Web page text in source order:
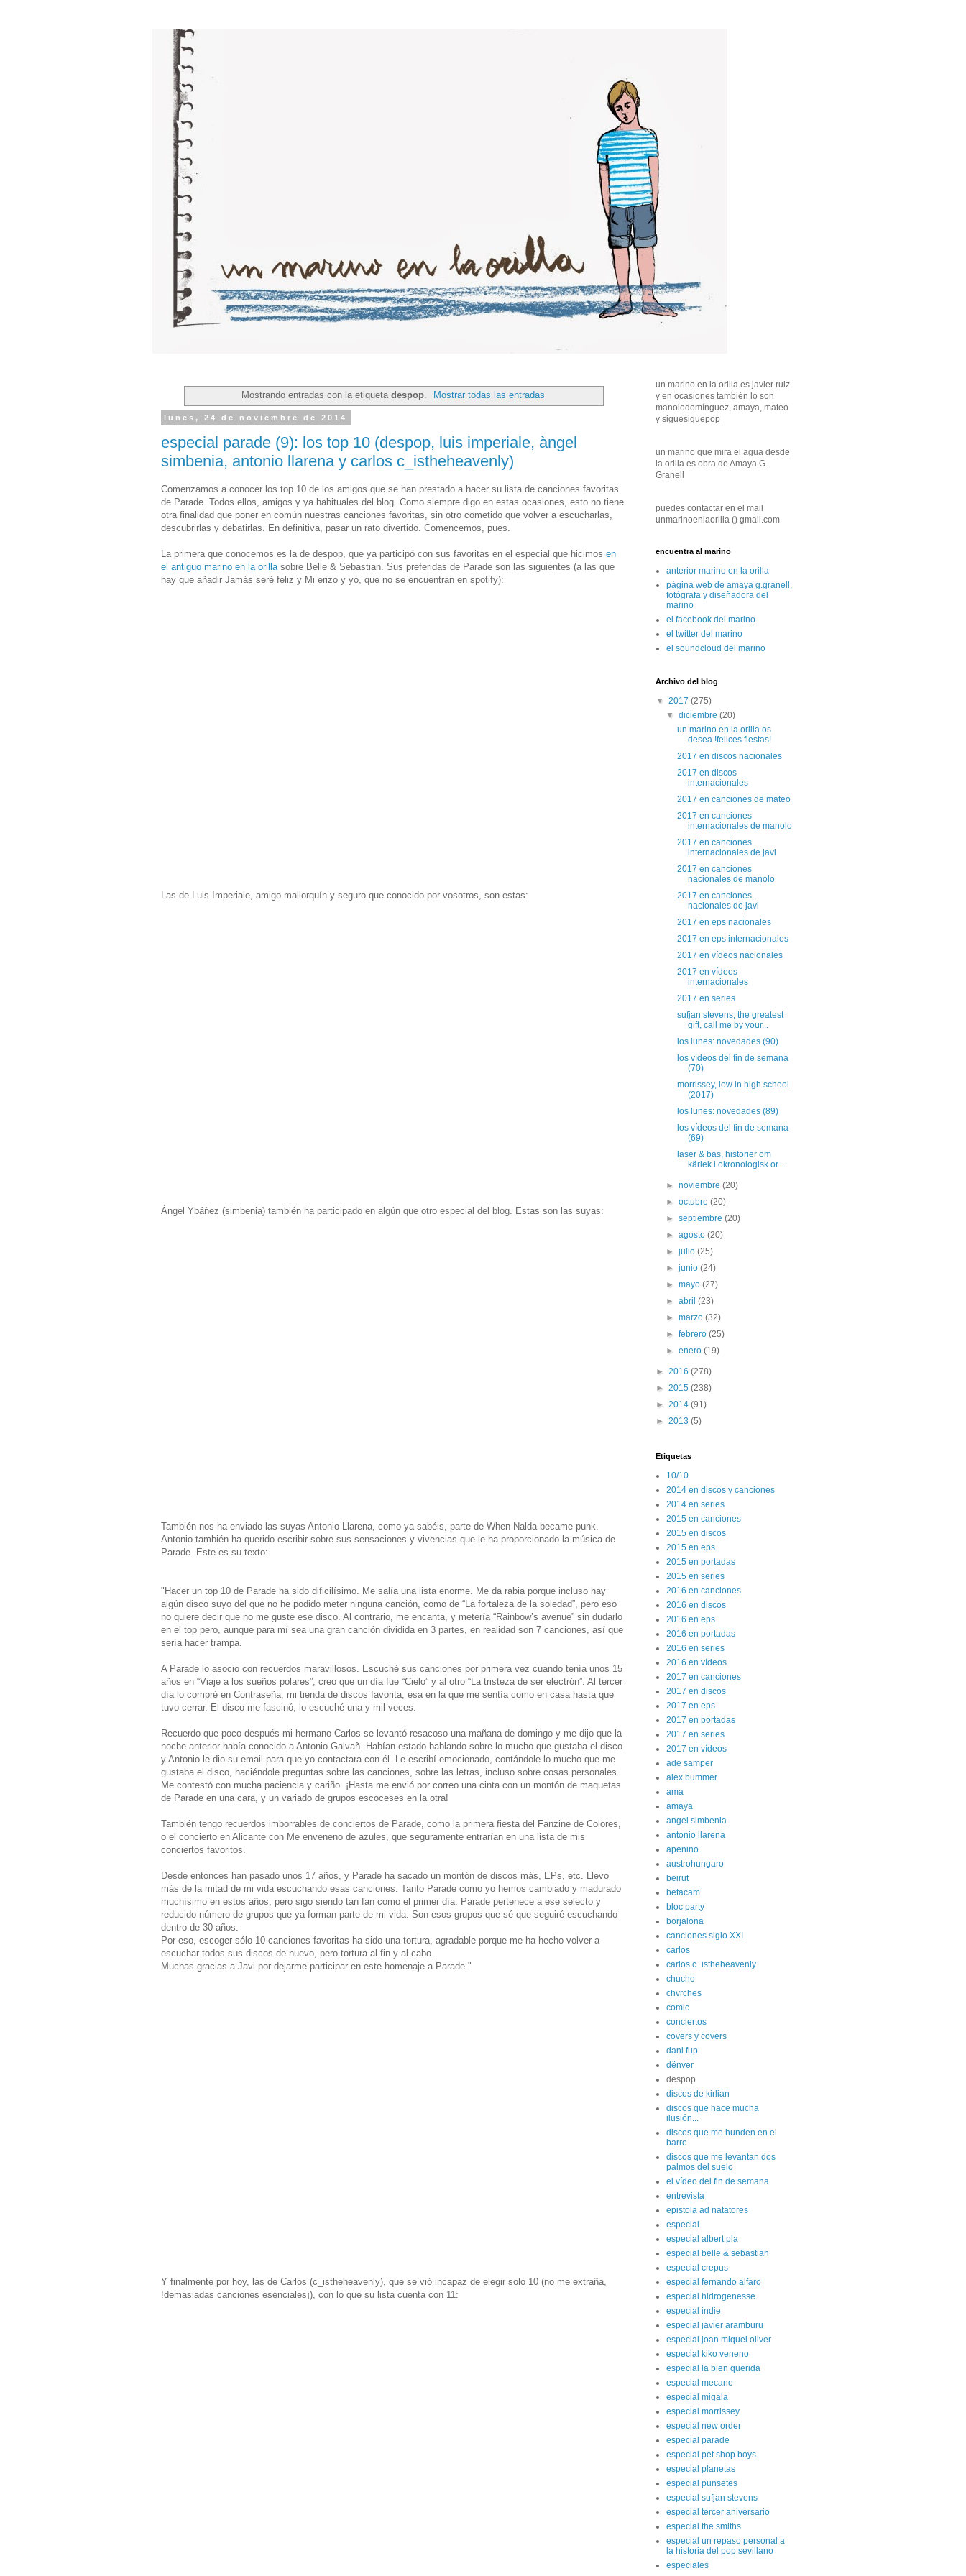
Mostrando entradas con la etiqueta despop. Mostrar todas las entradas
lunes, 24 de noviembre de 2014
especial parade (9): los top 10 (despop, luis imperiale, àngel
simbenia, antonio llarena y carlos c_istheheavenly)
Comenzamos a conocer los top 10 de los amigos que se han prestado a hacer su lista de canciones favoritas
de Parade. Todos ellos, amigos y ya habituales del blog. Como siempre digo en estas ocasiones, esto no tiene
otra finalidad que poner en común nuestras canciones favoritas, sin otro cometido que volver a escucharlas,
descubrirlas y debatirlas. En definitiva, pasar un rato divertido. Comencemos, pues.
La primera que conocemos es la de despop, que ya participó con sus favoritas en el especial que hicimos en
el antiguo marino en la orilla sobre Belle & Sebastian. Sus preferidas de Parade son las siguientes (a las que
hay que añadir Jamás seré feliz y Mi erizo y yo, que no se encuentran en spotify):
Las de Luis Imperiale, amigo mallorquín y seguro que conocido por vosotros, son estas:
Àngel Ybáñez (simbenia) también ha participado en algún que otro especial del blog. Estas son las suyas:
También nos ha enviado las suyas Antonio Llarena, como ya sabéis, parte de When Nalda became punk.
Antonio también ha querido escribir sobre sus sensaciones y vivencias que le ha proporcionado la música de
Parade. Este es su texto:
"Hacer un top 10 de Parade ha sido dificilísimo. Me salía una lista enorme. Me da rabia porque incluso hay
algún disco suyo del que no he podido meter ninguna canción, como de “La fortaleza de la soledad”, pero eso
no quiere decir que no me guste ese disco. Al contrario, me encanta, y metería “Rainbow’s avenue” sin dudarlo
en el top pero, aunque para mí sea una gran canción dividida en 3 partes, en realidad son 7 canciones, así que
sería hacer trampa.
A Parade lo asocio con recuerdos maravillosos. Escuché sus canciones por primera vez cuando tenía unos 15
años en “Viaje a los sueños polares”, creo que un día fue “Cielo” y al otro “La tristeza de ser electrón”. Al tercer
día lo compré en Contraseña, mi tienda de discos favorita, esa en la que me sentía como en casa hasta que
tuvo cerrar. El disco me fascinó, lo escuché una y mil veces.
Recuerdo que poco después mi hermano Carlos se levantó resacoso una mañana de domingo y me dijo que la
noche anterior había conocido a Antonio Galvañ. Habían estado hablando sobre lo mucho que gustaba el disco
y Antonio le dio su email para que yo contactara con él. Le escribí emocionado, contándole lo mucho que me
gustaba el disco, haciéndole preguntas sobre las canciones, sobre las letras, incluso sobre cosas personales.
Me contestó con mucha paciencia y cariño. ¡Hasta me envió por correo una cinta con un montón de maquetas
de Parade en una cara, y un variado de grupos escoceses en la otra!
También tengo recuerdos imborrables de conciertos de Parade, como la primera fiesta del Fanzine de Colores,
o el concierto en Alicante con Me enveneno de azules, que seguramente entrarían en una lista de mis
conciertos favoritos.
Desde entonces han pasado unos 17 años, y Parade ha sacado un montón de discos más, EPs, etc. Llevo
más de la mitad de mi vida escuchando esas canciones. Tanto Parade como yo hemos cambiado y madurado
muchísimo en estos años, pero sigo siendo tan fan como el primer día. Parade pertenece a ese selecto y
reducido número de grupos que ya forman parte de mi vida. Son esos grupos que sé que seguiré escuchando
dentro de 30 años.
Por eso, escoger sólo 10 canciones favoritas ha sido una tortura, agradable porque me ha hecho volver a
escuchar todos sus discos de nuevo, pero tortura al fin y al cabo.
Muchas gracias a Javi por dejarme participar en este homenaje a Parade."
Y finalmente por hoy, las de Carlos (c_istheheavenly), que se vió incapaz de elegir solo 10 (no me extraña,
!demasiadas canciones esenciales¡), con lo que su lista cuenta con 11:
un marino en la orilla es javier ruiz
y en ocasiones también lo son
manolodomínguez, amaya, mateo
y siguesiguepop
un marino que mira el agua desde
la orilla es obra de Amaya G.
Granell
puedes contactar en el mail
unmarinoenlaorilla () gmail.com
encuentra al marino
anterior marino en la orilla
página web de amaya g.granell,
fotógrafa y diseñadora del
marino
el facebook del marino
el twitter del marino
el soundcloud del marino
Archivo del blog
▼ 2017 (275)
▼diciembre(20)
un marino en la orilla os
desea !felices fiestas!
2017 en discos nacionales
2017 en discos
internacionales
2017 en canciones de mateo
2017 en canciones
internacionales de manolo
2017 en canciones
internacionales de javi
2017 en canciones
nacionales de manolo
2017 en canciones
nacionales de javi
2017 en eps nacionales
2017 en eps internacionales
2017 en vídeos nacionales
2017 en vídeos
internacionales
2017 en series
sufjan stevens, the greatest
gift, call me by your...
los lunes: novedades (90)
los vídeos del fin de semana
(70)
morrissey, low in high school
(2017)
los lunes: novedades (89)
los vídeos del fin de semana
(69)
laser & bas, historier om
kärlek i okronologisk or...
►noviembre(20)
►octubre(20)
►septiembre(20)
►agosto(20)
►julio(25)
►junio(24)
►mayo(27)
►abril(23)
►marzo(32)
►febrero(25)
►enero(19)
► 2016 (278)
► 2015 (238)
► 2014 (91)
► 2013 (5)
Etiquetas
10/10
2014 en discos y canciones
2014 en series
2015 en canciones
2015 en discos
2015 en eps
2015 en portadas
2015 en series
2016 en canciones
2016 en discos
2016 en eps
2016 en portadas
2016 en series
2016 en vídeos
2017 en canciones
2017 en discos
2017 en eps
2017 en portadas
2017 en series
2017 en vídeos
ade samper
alex bummer
ama
amaya
angel simbenia
antonio llarena
apenino
austrohungaro
beirut
betacam
bloc party
borjalona
canciones siglo XXI
carlos
carlos c_istheheavenly
chucho
chvrches
comic
conciertos
covers y covers
dani fup
dënver
despop
discos de kirlian
discos que hace mucha
ilusión...
discos que me hunden en el
barro
discos que me levantan dos
palmos del suelo
el vídeo del fin de semana
entrevista
epistola ad natatores
especial
especial albert pla
especial belle & sebastian
especial crepus
especial fernando alfaro
especial hidrogenesse
especial indie
especial javier aramburu
especial joan miquel oliver
especial kiko veneno
especial la bien querida
especial mecano
especial migala
especial morrissey
especial new order
especial parade
especial pet shop boys
especial planetas
especial punsetes
especial sufjan stevens
especial tercer aniversario
especial the smiths
especial un repaso personal a
la historia del pop sevillano
especiales